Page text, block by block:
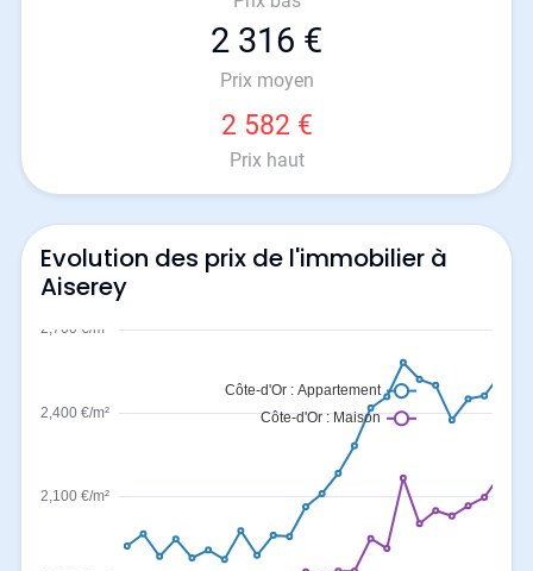
2 316 €
Prix moyen
2 582 €
Prix haut
Evolution des prix de l'immobilier à
Aiserey